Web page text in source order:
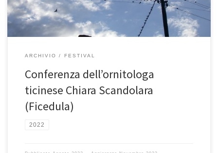
ARCHIVIO FESTIVAL
Conferenza dell’ornitologa
ticinese Chiara Scandolara
(Ficedula)
2022